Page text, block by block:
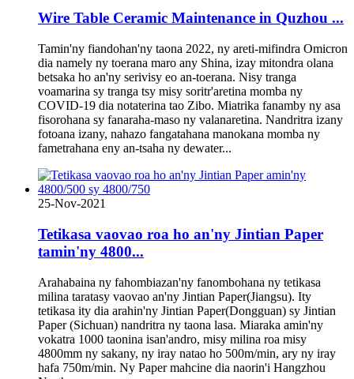
Wire Table Ceramic Maintenance in Quzhou ...
Tamin'ny fiandohan'ny taona 2022, ny areti-mifindra Omicron
dia namely ny toerana maro any Shina, izay mitondra olana
betsaka ho an'ny serivisy eo an-toerana. Nisy tranga
voamarina sy tranga tsy misy soritr'aretina momba ny
COVID-19 dia notaterina tao Zibo. Miatrika fanamby ny asa
fisorohana sy fanaraha-maso ny valanaretina. Nandritra izany
fotoana izany, nahazo fangatahana manokana momba ny
fametrahana eny an-tsaha ny dewater...
25-Nov-2021
Tetikasa vaovao roa ho an'ny Jintian Paper
tamin'ny 4800...
Arahabaina ny fahombiazan'ny fanombohana ny tetikasa
milina taratasy vaovao an'ny Jintian Paper(Jiangsu). Ity
tetikasa ity dia arahin'ny Jintian Paper(Dongguan) sy Jintian
Paper (Sichuan) nandritra ny taona lasa. Miaraka amin'ny
vokatra 1000 taonina isan'andro, misy milina roa misy
4800mm ny sakany, ny iray natao ho 500m/min, ary ny iray
hafa 750m/min. Ny Paper mahcine dia naorin'i Hangzhou